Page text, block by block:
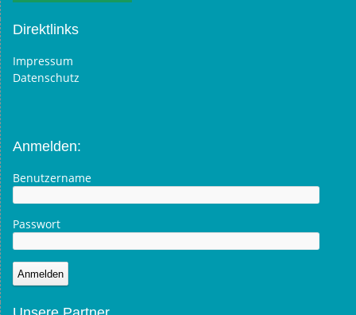
Direktlinks
Impressum
Datenschutz
Anmelden:
Benutzername
Passwort